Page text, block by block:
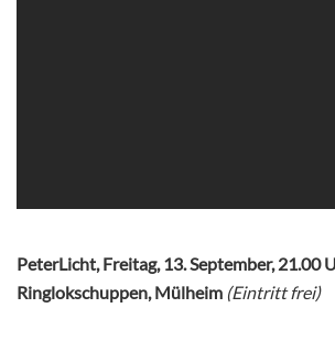
PeterLicht, Freitag, 13. September, 21.00
Ringlokschuppen, Mülheim (Eintritt frei)